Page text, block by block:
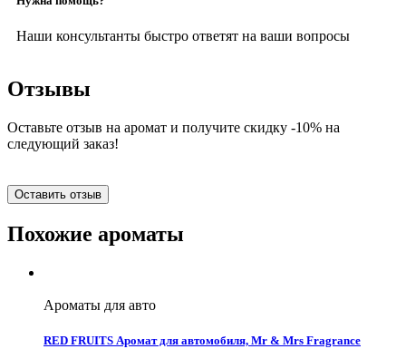
Наши консультанты быстро ответят на ваши вопросы
Отзывы
Оставьте отзыв на аромат и получите скидку -10% на
следующий заказ!
Оставить отзыв
Похожие ароматы
Ароматы для авто
RED FRUITS Аромат для автомобиля, Mr & Mrs Fragrance